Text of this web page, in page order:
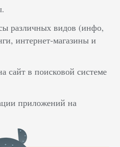
различных видов (инфо,
интернет-магазины и
сайт в поисковой системе
приложений на